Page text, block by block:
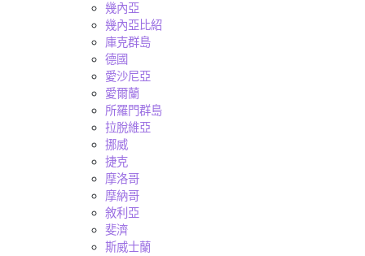
幾內亞
幾內亞比紹
庫克群島
德國
愛沙尼亞
愛爾蘭
所羅門群島
拉脫維亞
挪威
捷克
摩洛哥
摩納哥
敘利亞
斐濟
斯威士蘭